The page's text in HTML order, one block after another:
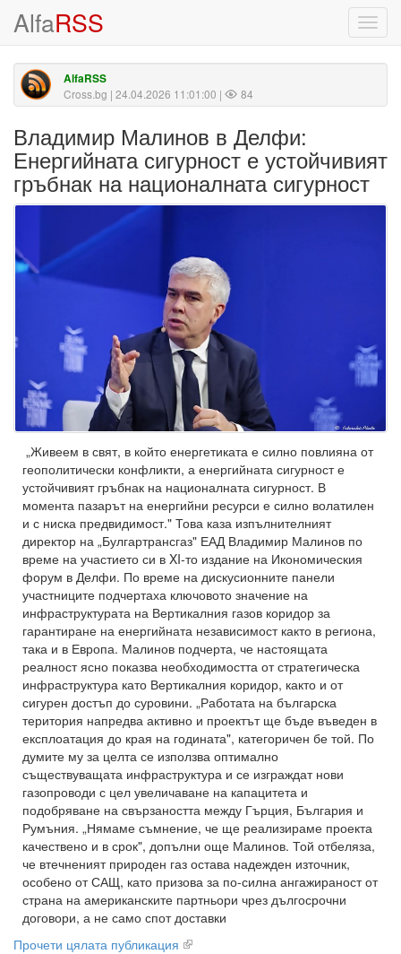
AlfaRSS
AlfaRSS
Cross.bg | 24.04.2026 11:01:00 | 84
Владимир Малинов в Делфи:
Енергийната сигурност е устойчивият
гръбнак на националната сигурност
„Живеем в свят, в който енергетиката е силно повлияна от
геополитически конфликти, а енергийната сигурност е
устойчивият гръбнак на националната сигурност. В
момента пазарът на енергийни ресурси е силно волатилен
и с ниска предвидимост." Това каза изпълнителният
директор на „Булгартрансгаз" ЕАД Владимир Малинов по
време на участието си в XI-то издание на Икономическия
форум в Делфи. По време на дискусионните панели
участниците подчертаха ключовото значение на
инфраструктурата на Вертикалния газов коридор за
гарантиране на енергийната независимост както в региона,
така и в Европа. Малинов подчерта, че настоящата
реалност ясно показва необходимостта от стратегическа
инфраструктура като Вертикалния коридор, както и от
сигурен достъп до суровини. „Работата на българска
територия напредва активно и проектът ще бъде въведен в
експлоатация до края на годината", категоричен бе той. По
думите му за целта се използва оптимално
съществуващата инфраструктура и се изграждат нови
газопроводи с цел увеличаване на капацитета и
подобряване на свързаността между Гърция, България и
Румъния. „Нямаме съмнение, че ще реализираме проекта
качествено и в срок", допълни още Малинов. Той отбеляза,
че втечненият природен газ остава надежден източник,
особено от САЩ, като призова за по-силна ангажираност от
страна на американските партньори чрез дългосрочни
договори, а не само спот доставки
Прочети цялата публикация